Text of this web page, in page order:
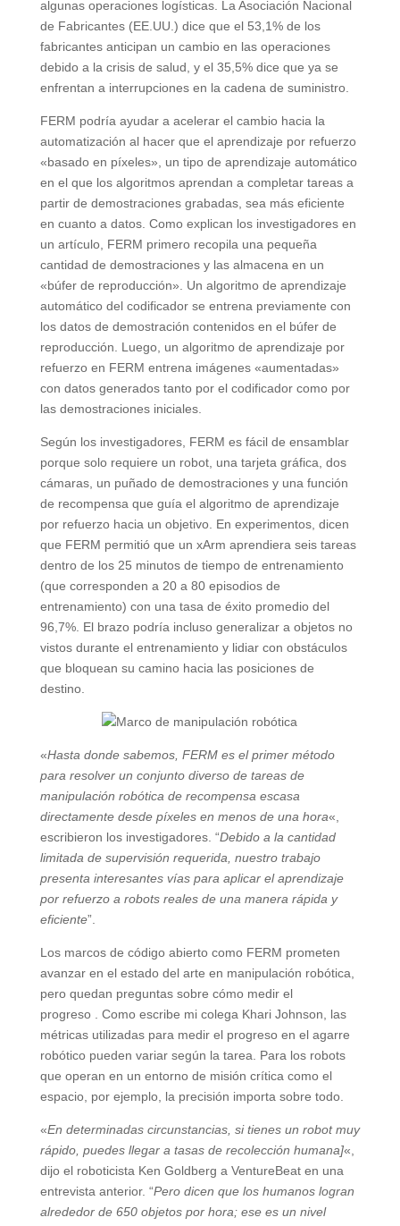
algunas operaciones logísticas. La Asociación Nacional
de Fabricantes (EE.UU.) dice que el 53,1% de los
fabricantes anticipan un cambio en las operaciones
debido a la crisis de salud, y el 35,5% dice que ya se
enfrentan a interrupciones en la cadena de suministro.
FERM podría ayudar a acelerar el cambio hacia la
automatización al hacer que el aprendizaje por refuerzo
«basado en píxeles», un tipo de aprendizaje automático
en el que los algoritmos aprendan a completar tareas a
partir de demostraciones grabadas, sea más eficiente
en cuanto a datos. Como explican los investigadores en
un artículo, FERM primero recopila una pequeña
cantidad de demostraciones y las almacena en un
«búfer de reproducción». Un algoritmo de aprendizaje
automático del codificador se entrena previamente con
los datos de demostración contenidos en el búfer de
reproducción. Luego, un algoritmo de aprendizaje por
refuerzo en FERM entrena imágenes «aumentadas»
con datos generados tanto por el codificador como por
las demostraciones iniciales.
Según los investigadores, FERM es fácil de ensamblar
porque solo requiere un robot, una tarjeta gráfica, dos
cámaras, un puñado de demostraciones y una función
de recompensa que guía el algoritmo de aprendizaje
por refuerzo hacia un objetivo. En experimentos, dicen
que FERM permitió que un xArm aprendiera seis tareas
dentro de los 25 minutos de tiempo de entrenamiento
(que corresponden a 20 a 80 episodios de
entrenamiento) con una tasa de éxito promedio del
96,7%. El brazo podría incluso generalizar a objetos no
vistos durante el entrenamiento y lidiar con obstáculos
que bloquean su camino hacia las posiciones de
destino.
«Hasta donde sabemos, FERM es el primer método
para resolver un conjunto diverso de tareas de
manipulación robótica de recompensa escasa
directamente desde píxeles en menos de una hora«,
escribieron los investigadores. “Debido a la cantidad
limitada de supervisión requerida, nuestro trabajo
presenta interesantes vías para aplicar el aprendizaje
por refuerzo a robots reales de una manera rápida y
eficiente”.
Los marcos de código abierto como FERM prometen
avanzar en el estado del arte en manipulación robótica,
pero quedan preguntas sobre cómo medir el
progreso . Como escribe mi colega Khari Johnson, las
métricas utilizadas para medir el progreso en el agarre
robótico pueden variar según la tarea. Para los robots
que operan en un entorno de misión crítica como el
espacio, por ejemplo, la precisión importa sobre todo.
«En determinadas circunstancias, si tienes un robot muy
rápido, puedes llegar a tasas de recolección humana]«,
dijo el roboticista Ken Goldberg a VentureBeat en una
entrevista anterior. “Pero dicen que los humanos logran
alrededor de 650 objetos por hora; ese es un nivel